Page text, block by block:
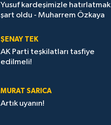
Yusuf kardeşimizle hatırlatmak
şart oldu - Muharrem Özkaya
ŞENAY TEK
AK Parti teşkilatları tasfiye
edilmeli!
MURAT SARICA
Artık uyanın!